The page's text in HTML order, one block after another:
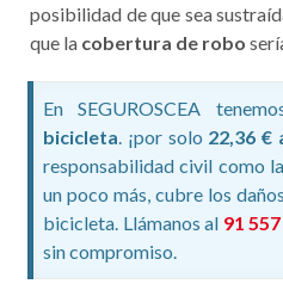
posibilidad de que sea
que la cobertura de robo
En SEGUROSCEA
bicicleta. ¡por solo 22,36 €
responsabilidad civil como
un poco más, cubre los
bicicleta. Llámanos al 91
sin compromiso.